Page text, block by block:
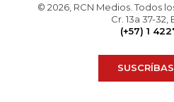
© 2026, RCN Medios. Todos
Cr. 13a 37-
(+57) 1